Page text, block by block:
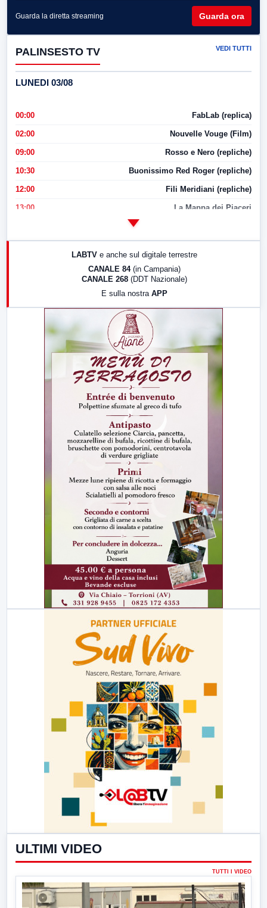
Guarda la diretta streaming Guarda ora
PALINSESTO TV VEDI TUTTI
LUNEDI 03/08
00:00 FabLab (replica)
02:00 Nouvelle Vouge (Film)
09:00 Rosso e Nero (repliche)
10:30 Buonissimo Red Roger (repliche)
12:00 Fili Meridiani (repliche)
13:00 La Mappa dei Piaceri
LABTV e anche sul digitale terrestre
CANALE 84 (in Campania)
CANALE 268 (DDT Nazionale)
E sulla nostra APP
ULTIMI VIDEO
TUTTI I VIDEO